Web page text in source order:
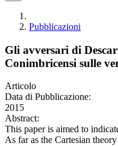
Pubblicazioni
Gli avversari di
Conimbricensi sulle
Articolo
Data di Pubblicazione:
2015
Abstract:
This paper is aimed to
As far as the Cartesian